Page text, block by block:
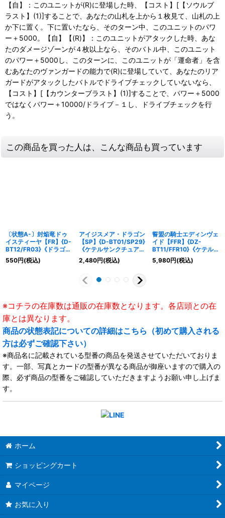
【自】：このユニットが(R)に登場した時、【コスト】[【ソウルブ
ラスト】(1)]することで、あなたの山札を上から１枚見て、山札の上
か下に置く。下に置いたなら、そのターン中、このユニットのパワ
ー＋5000。【自】【(R)】：このユニットがアタックした時、あな
たのダメージゾーンが４枚以上なら、そのバトル中、このユニット
のパワー＋5000し、このターンに、このユニットが「運命者」を含
むあなたのヴァンガードの能力で(R)に登場していて、あなたのリア
ガードがアタックしたバトルでドライブチェックしていないなら、
【コスト】[【カウンターブラスト】(1)]することで、パワー＋5000
ではなくパワー＋10000/ドライブ－１し、ドライブチェックを行
う。
この商品を買った人は、こんな商品も買っています
〔状態A-〕封焔竜ドゥ
イスティーヤ【FR】{D-
BT12/FR03}《ドラゴン
エンパイア》
550円(税込)
アイジスメア・ドラゴン
【SP】{D-BT01/SP29}
《ケテルサンクチュア
リ》
2,480円(税込)
誓盟の騎士エディンヴェ
イド【FFR】{DZ-
BT11/FFR10}《ケテルサ
ンクチュアリ》
5,980円(税込)
※コチラの在庫数は通販の在庫数となります。各店頭との在
庫とは異なります。
商品の状態表記についての詳細はこちら（初めて購入される
方は必ずご確認下さい）
※商品名に記載されている型番の商品を発送させていただいておりま
す。一部、写真とカードの型番が異なる商品が御座いますので購入の
際、必ず商品の型番をご確認していただきますようお願い申し上げま
す。
ホーム
ショッピングカート
マイページ
お気に入り